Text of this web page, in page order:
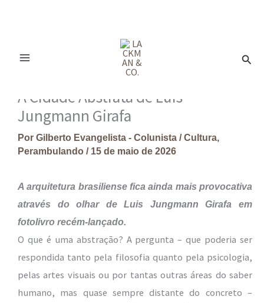
A Cidade Abstrata de Luis
Jungmann Girafa
Por Gilberto Evangelista - Colunista /Cultura,
Perambulando / 15 de maio de 2026
A arquitetura brasiliense fica ainda mais provocativa
através do olhar de Luis Jungmann Girafa em
fotolivro recém-lançado.
O que é uma abstração? A pergunta – que poderia ser
respondida tanto pela filosofia quanto pela psicologia,
pelas artes visuais ou por tantas outras áreas do saber
humano, mas quase sempre distante do concreto –